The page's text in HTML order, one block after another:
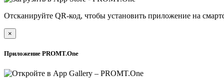
Отсканируйте QR-код, чтобы установить приложение на
×
Приложение PROMT.One